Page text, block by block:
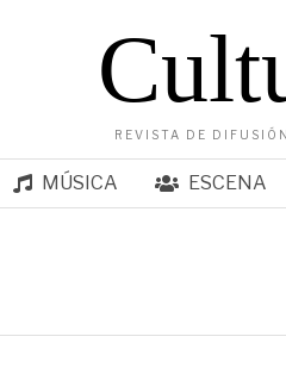
REVISTA DE
MÚSICA ESCENA